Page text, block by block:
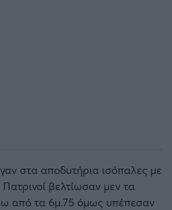
στα αποδυτήρια ισόπαλες με
βελτίωσαν μεν τα
από τα 6μ.75 όμως υπέπεσαν